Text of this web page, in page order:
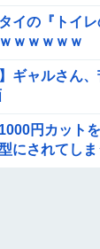
クサーをボコ
ドみたいな女
ウエスト？・・
タイの『トイ
ｗｗｗｗｗ
】ギャルさん
1000円カット
型にされてし